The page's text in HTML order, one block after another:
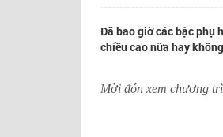
Đã bao giờ các bậc phụ
chiều cao nữa hay
Mời đón xem chương